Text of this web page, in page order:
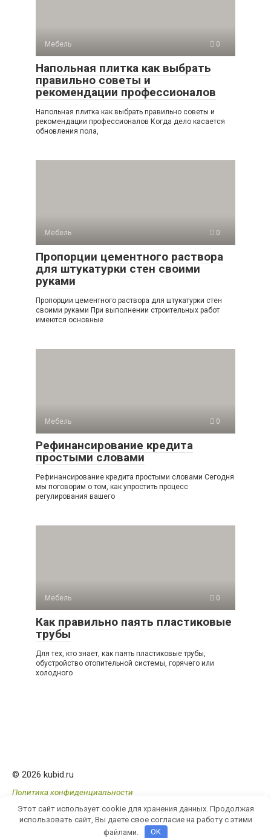
Мебель 0
Напольная плитка как выбрать
правильно советы и
рекомендации профессионалов
Напольная плитка как выбрать правильно советы и
рекомендации профессионалов Когда дело касается
обновления пола,
Мебель 0
Пропорции цементного раствора
для штукатурки стен своими
руками
Пропорции цементного раствора для штукатурки стен
своими руками При выполнении строительных работ
имеются основные
Мебель 0
Рефинансирование кредита
простыми словами
Рефинансирование кредита простыми словами Сегодня
мы поговорим о том, как упростить процесс
регулирования вашего
Мебель 0
Как правильно паять пластиковые
трубы
Для тех, кто знает, как паять пластиковые трубы,
обустройство отопительной системы, горячего или
холодного
© 2026 kubid.ru
Политика конфиденциальности
Этот сайт использует cookie для хранения данных. Продолжая
использовать сайт, Вы даете свое согласие на работу с этими
файлами.
OK